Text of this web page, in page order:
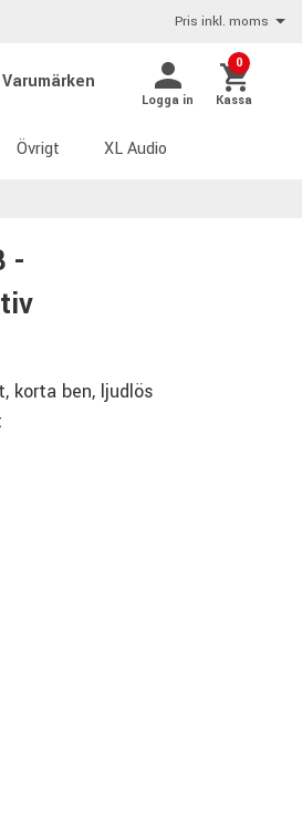
Pris inkl. moms
Varumärken
Logga in
0
Kassa
Övrigt XL Audio
-
korta ben, ljudlös